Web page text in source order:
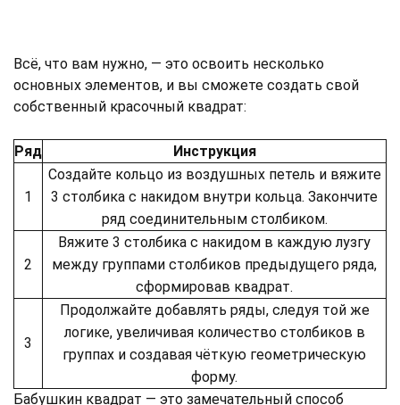
Всё, что вам нужно, — это освоить несколько
основных элементов, и вы сможете создать свой
собственный красочный квадрат:
Ряд Инструкция
1
Создайте кольцо из воздушных петель и вяжите
3 столбика с накидом внутри кольца. Закончите
ряд соединительным столбиком.
2
Вяжите 3 столбика с накидом в каждую лузгу
между группами столбиков предыдущего ряда,
сформировав квадрат.
3
Продолжайте добавлять ряды, следуя той же
логике, увеличивая количество столбиков в
группах и создавая чёткую геометрическую
форму.
Бабушкин квадрат — это замечательный способ